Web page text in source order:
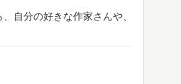
自分の好きな作家さんや、